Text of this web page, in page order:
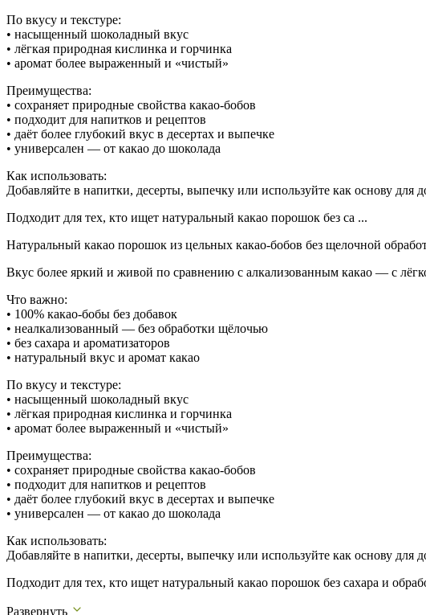
По вкусу и текстуре:
• насыщенный шоколадный вкус
• лёгкая природная кислинка и горчинка
• аромат более выраженный и «чистый»
Преимущества:
• сохраняет природные свойства какао-бобов
• подходит для напитков и рецептов
• даёт более глубокий вкус в десертах и выпечке
• универсален — от какао до шоколада
Как использовать:
Добавляйте в напитки, десерты, выпечку или используйте как основу для
Подходит для тех, кто ищет натуральный какао порошок без са ...
Натуральный какао порошок из цельных какао-бобов без щелочной
Вкус более яркий и живой по сравнению с алкализованным какао — с
Что важно:
• 100% какао-бобы без добавок
• неалкализованный — без обработки щёлочью
• без сахара и ароматизаторов
• натуральный вкус и аромат какао
По вкусу и текстуре:
• насыщенный шоколадный вкус
• лёгкая природная кислинка и горчинка
• аромат более выраженный и «чистый»
Преимущества:
• сохраняет природные свойства какао-бобов
• подходит для напитков и рецептов
• даёт более глубокий вкус в десертах и выпечке
• универсален — от какао до шоколада
Как использовать:
Добавляйте в напитки, десерты, выпечку или используйте как основу для
Подходит для тех, кто ищет натуральный какао порошок без сахара и
Развернуть